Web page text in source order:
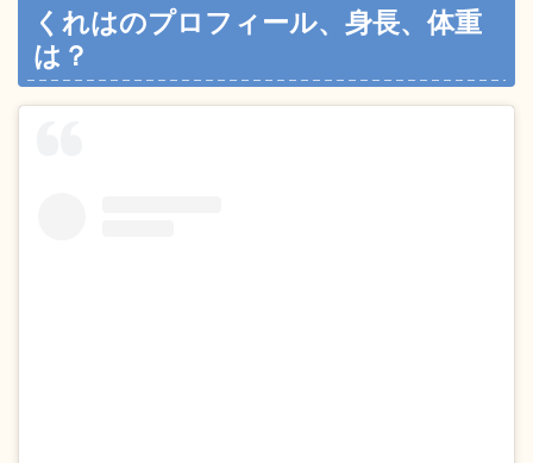
くれはのプロフィール、身長、体重
は？